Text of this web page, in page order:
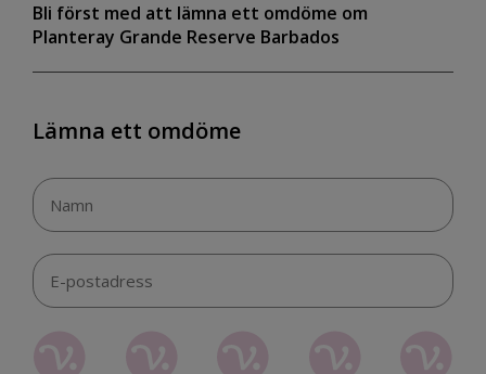
Bli först med att lämna ett omdöme om
Planteray Grande Reserve Barbados
Lämna ett omdöme